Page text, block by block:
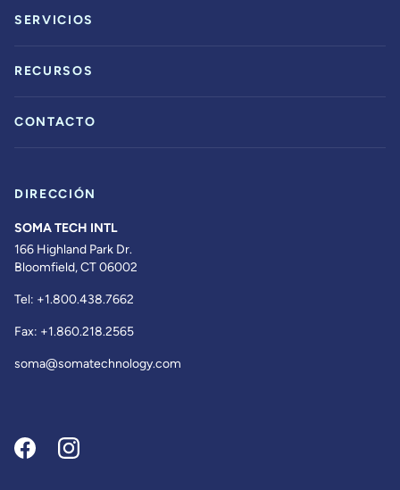
SERVICIOS
RECURSOS
CONTACTO
DIRECCIÓN
SOMA TECH INTL
166 Highland Park Dr.
Bloomfield, CT 06002
Tel: +1.800.438.7662
Fax: +1.860.218.2565
soma@somatechnology.com